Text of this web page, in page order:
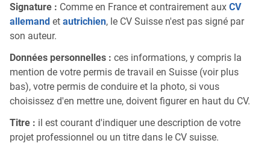
Signature : Comme en France et contrairement aux CV
allemand et autrichien, le CV Suisse n'est pas signé par
son auteur.
Données personnelles : ces informations, y compris la
mention de votre permis de travail en Suisse (voir plus
bas), votre permis de conduire et la photo, si vous
choisissez d'en mettre une, doivent figurer en haut du CV.
Titre : il est courant d'indiquer une description de votre
projet professionnel ou un titre dans le CV suisse.